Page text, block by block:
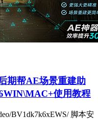
期帮AE场景重建助
使用教程
BV1dk7k6xEWS/ 脚本安